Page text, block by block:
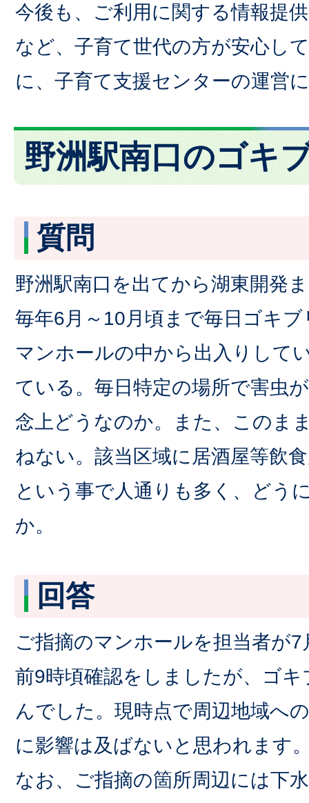
今後も、ご利用に関する情報提
など、子育て世代の方が安心し
に、子育て支援センターの運営
野洲駅南口のゴキ
質問
野洲駅南口を出てから湖東開発
毎年6月～10月頃まで毎日ゴキ
マンホールの中から出入りして
ている。毎日特定の場所で害虫
念上どうなのか。また、このま
ねない。該当区域に居酒屋等飲
という事で人通りも多く、どう
か。
回答
ご指摘のマンホールを担当者が
前9時頃確認をしましたが、ゴ
んでした。現時点で周辺地域へ
に影響は及ばないと思われます
なお、ご指摘の箇所周辺には下